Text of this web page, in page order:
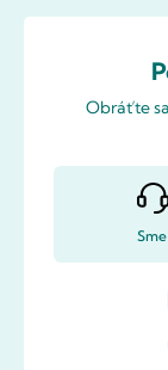
Obráťte